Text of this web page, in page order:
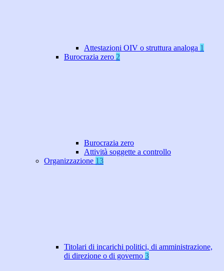
Attestazioni OIV o struttura analoga 1
Burocrazia zero 2
Burocrazia zero
Attività soggette a controllo
Organizzazione 13
Titolari di incarichi politici, di amministrazione,
di direzione o di governo 3